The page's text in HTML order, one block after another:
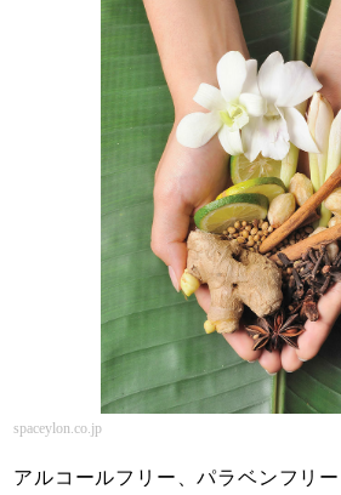
spaceylon.co.jp
アルコールフリー、パラベンフリ